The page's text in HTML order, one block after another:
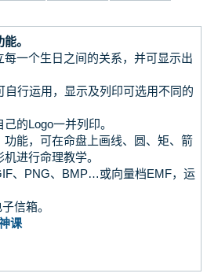
。
一个生日之间的关系，并可显示出
自行运用，显示及列印可选用不同的
的Logo一并列印。
能，可在命盘上画线、圆、矩、箭
进行命理教学。
、PNG、BMP…或向量档EMF，运
信箱。
课